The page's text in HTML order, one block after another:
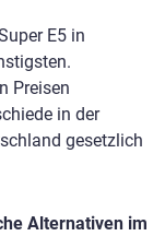
E5 in
Preisen
in der
gesetzlich
Alternativen im